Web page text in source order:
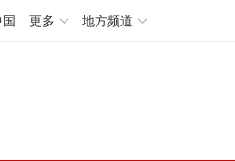
更多 地方频道